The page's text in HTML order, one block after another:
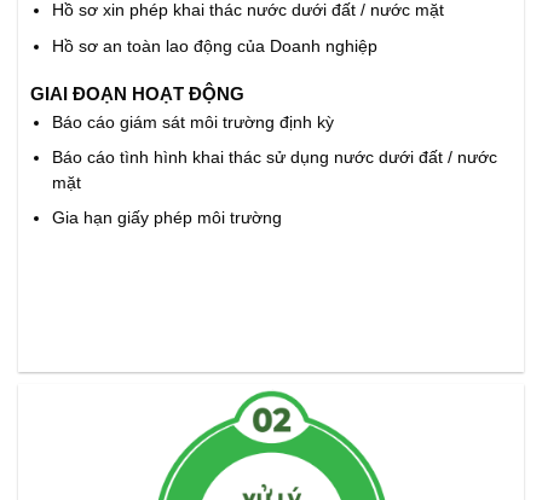
Hồ sơ xin phép khai thác nước dưới đất / nước mặt
Hồ sơ an toàn lao động của Doanh nghiệp
GIAI ĐOẠN HOẠT ĐỘNG
Báo cáo giám sát môi trường định kỳ
Báo cáo tình hình khai thác sử dụng nước dưới đất / nước
mặt
Gia hạn giấy phép môi trường